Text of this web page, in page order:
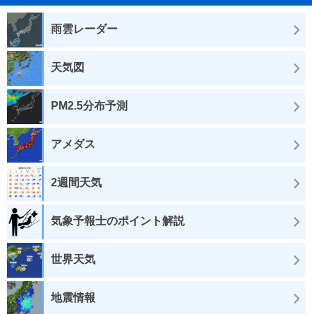
雨雲レーダー
天気図
PM2.5分布予測
アメダス
2週間天気
気象予報士のポイント解説
世界天気
地震情報